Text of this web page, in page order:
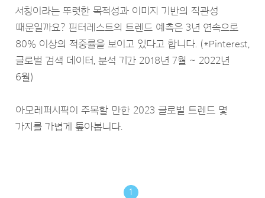
서칭이라는 뚜렷한 목적성과 이미지 기반의 직관성
때문일까요? 핀터레스트의 트렌드 예측은 3년 연속으로
80% 이상의 적중률을 보이고 있다고 합니다. (*Pinterest,
글로벌 검색 데이터, 분석 기간 2018년 7월 ~ 2022년
6월)
아모레퍼시픽이 주목할 만한 2023 글로벌 트렌드 몇
가지를 가볍게 톺아봅니다.
1